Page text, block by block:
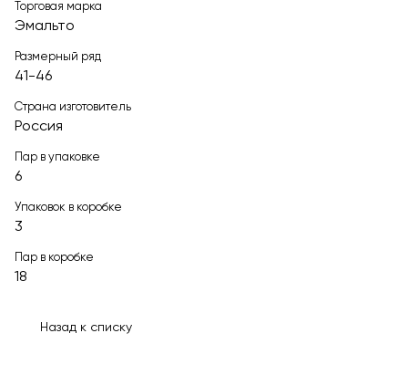
Торговая марка
Эмальто
Размерный ряд
41-46
Страна изготовитель
Россия
Пар в упаковке
6
Упаковок в коробке
3
Пар в коробке
18
Назад к списку